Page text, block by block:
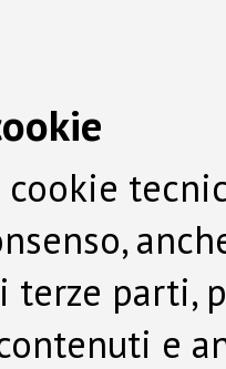
cookie
terze parti,
e